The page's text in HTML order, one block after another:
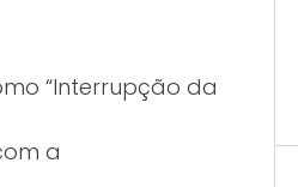
“Interrupção da
a